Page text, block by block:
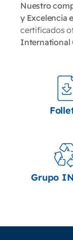
Nuestro
y Excelencia
certificados
International
Grupo